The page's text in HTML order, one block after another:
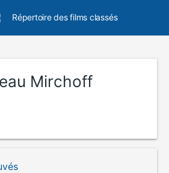
Répertoire des films classés
Mirchoff